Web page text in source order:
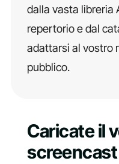
dalla vasta libreria
repertorio e dal
adattarsi al vostro
pubblico.
Caricate il